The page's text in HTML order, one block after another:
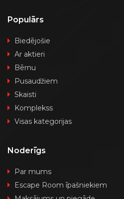
Populārs
Biedējošie
Ar aktieri
Bērnu
Pusaudžiem
Skaisti
Komplekss
Visas kategorijas
Noderīgs
Par mums
Escape Room īpašniekiem